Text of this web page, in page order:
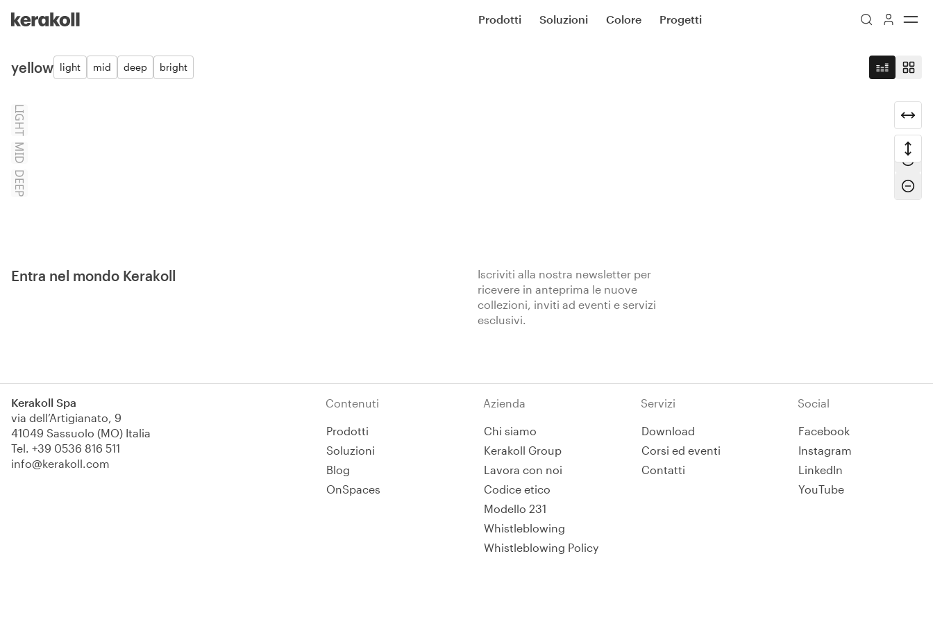
Go to Homepage
Prodotti Soluzioni Colore Progetti
yellow light mid deep bright
LIGHT
MID
DEEP
Entra nel mondo Kerakoll
Iscriviti alla nostra newsletter per
ricevere in anteprima le nuove
collezioni, inviti ad eventi e servizi
esclusivi.
Kerakoll Spa
via dell’Artigianato, 9
41049 Sassuolo (MO) Italia
Tel. +39 0536 816 511
info@kerakoll.com
Contenuti
Prodotti
Soluzioni
Blog
OnSpaces
Azienda
Chi siamo
Kerakoll Group
Lavora con noi
Codice etico
Modello 231
Whistleblowing
Whistleblowing Policy
Servizi
Download
Corsi ed eventi
Contatti
Social
Facebook
Instagram
LinkedIn
YouTube